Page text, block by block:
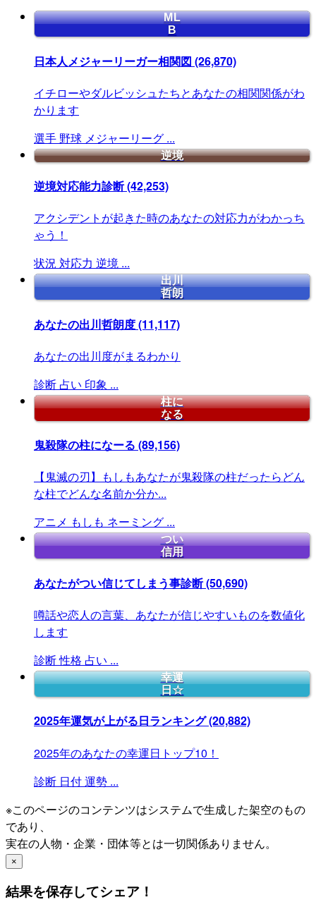
ML
B
日本人メジャーリーガー相関図 (26,870)
イチローやダルビッシュたちとあなたの相関関係がわ
かります
選手野球 メジャーリーグ ...
逆境
逆境対応能力診断(42,253)
アクシデントが起きた時のあなたの対応力がわかっち
ゃう！
状況 対応力 逆境 ...
出川
哲朗
あなたの出川哲朗度(11,117)
あなたの出川度がまるわかり
診断 占い 印象 ...
柱に
なる
鬼殺隊の柱になーる (89,156)
【鬼滅の刃】もしもあなたが鬼殺隊の柱だったらどん
な柱でどんな名前か分か...
アニメ もしも ネーミング ...
つい
信用
あなたがつい信じてしまう事診断(50,690)
噂話や恋人の言葉、あなたが信じやすいものを数値化
します
診断性格 占い ...
幸運
日☆
2025年運気が上がる日ランキング(20,882)
2025年のあなたの幸運日トップ10！
診断 日付運勢 ...
※このページのコンテンツはシステムで生成した架空のもの
であり、
実在の人物・企業・団体等とは一切関係ありません。
×
結果を保存してシェア！